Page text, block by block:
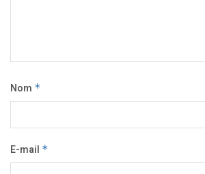
Nom *
E-mail *